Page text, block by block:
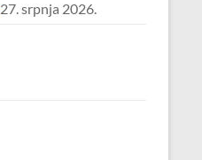
27. srpnja 2026.